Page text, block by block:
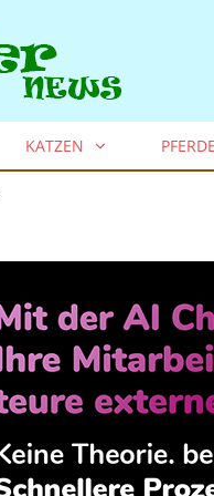
KATZEN